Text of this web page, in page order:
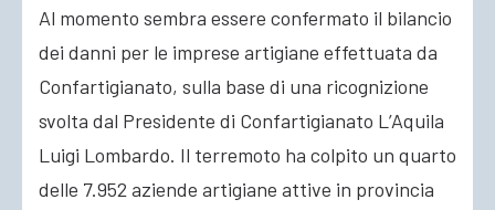
Al momento sembra essere confermato il bilancio
dei danni per le imprese artigiane effettuata da
Confartigianato, sulla base di una ricognizione
svolta dal Presidente di Confartigianato L’Aquila
Luigi Lombardo. Il terremoto ha colpito un quarto
delle 7.952 aziende artigiane attive in provincia